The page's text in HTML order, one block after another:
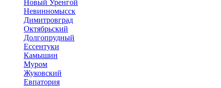
Новый Уренгой
Невинномысск
Димитровград
Октябрьский
Долгопрудный
Ессентуки
Камышин
Муром
Жуковский
Евпатория